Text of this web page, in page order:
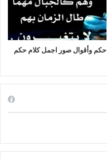
حكم وأقوال صور اجمل كلام حكم